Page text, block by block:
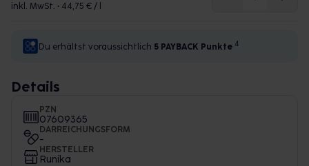
inkl. MwSt. • 44,75 € / l
Du erhältst voraussichtlich 5 PAYBACK Punkte 4
Details
PZN
07609365
DARREICHUNGSFORM
-
HERSTELLER
Runika